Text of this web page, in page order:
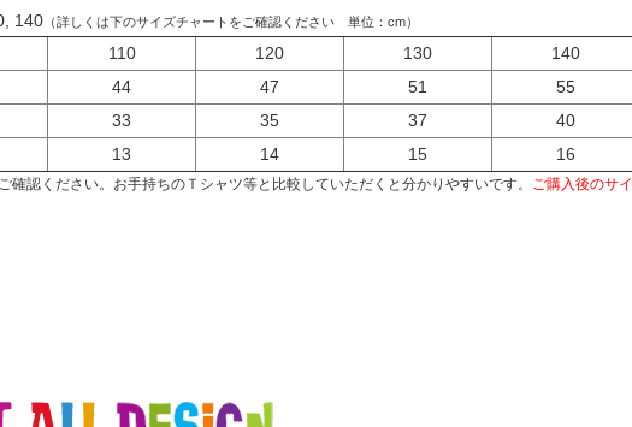
140 （詳しくは下のサイズチャートをご確認ください 単位：cm）
110 120 130
140
44 47 51
55
33 35 37
40
13 14 15 16
認ください。お手持ちのＴシャツ等と比較していただくと分かりやすいです。 ご購入後のサイ